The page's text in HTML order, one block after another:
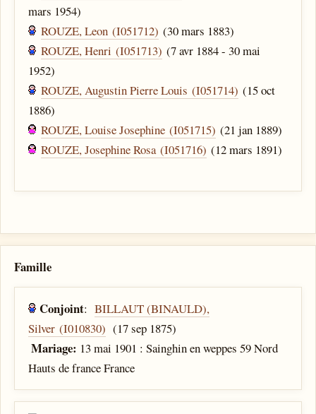
mars 1954)
ROUZE, Leon (I051712) (30 mars 1883)
ROUZE, Henri (I051713) (7 avr 1884 - 30 mai
1952)
ROUZE, Augustin Pierre Louis (I051714) (15 oct
1886)
ROUZE, Louise Josephine (I051715) (21 jan 1889)
ROUZE, Josephine Rosa (I051716) (12 mars 1891)
Famille
Conjoint:BILLAUT (BINAULD),
Silver (I010830) (17 sep 1875)
Mariage: 13 mai 1901 : Sainghin en weppes 59 Nord
Hauts de france France